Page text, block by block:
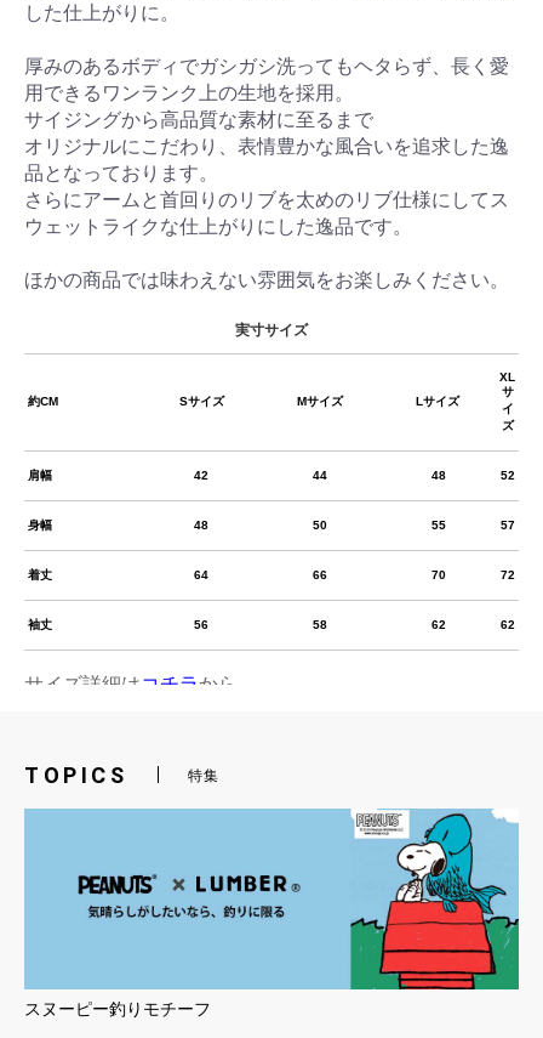
お買い物を続ける カートへ進む
した仕上がりに。
厚みのあるボディでガシガシ洗ってもヘタらず、長く愛
用できるワンランク上の生地を採用。
サイジングから高品質な素材に至るまで
オリジナルにこだわり、表情豊かな風合いを追求した逸
品となっております。
さらにアームと首回りのリブを太めのリブ仕様にしてス
ウェットライクな仕上がりにした逸品です。
ほかの商品では味わえない雰囲気をお楽しみください。
TOPICS 特集
スヌーピー釣りモチーフ